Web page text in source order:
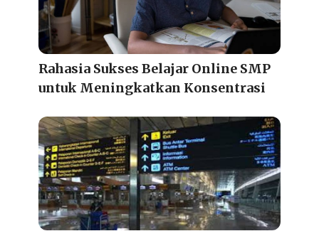
Rahasia Sukses Belajar Online SMP
untuk Meningkatkan Konsentrasi